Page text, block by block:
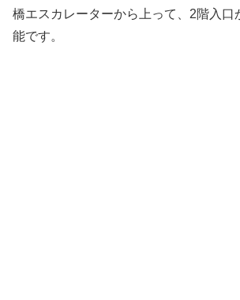
橋エスカレーターから上って、2階入口
能です。